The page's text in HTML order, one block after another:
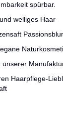
spürbar.
welliges Haar
unserer
Haarpflege-